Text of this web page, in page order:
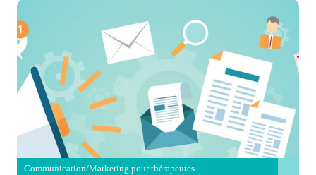
Communication/Marketing pour thérapeutes